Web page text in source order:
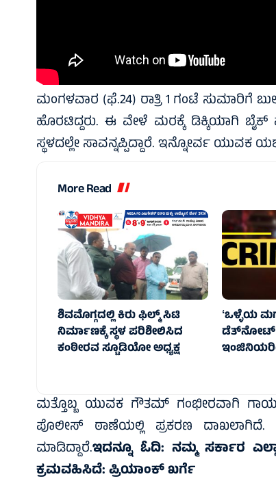
ಮಂಗಳವಾರ (ಫೆ.24) ರಾತ್ರಿ 1 ಗಂಟೆ ಸುಮಾರಿಗೆ
ಹೊರಟಿದ್ದರು. ಈ ವೇಳೆ ಮರಕ್ಕೆ ಡಿಕ್ಕಿಯಾಗಿ
ಸ್ಥಳದಲ್ಲೇ ಸಾವನ್ನಪ್ಪಿದ್ದಾರೆ. ಇನ್ನೋರ್ವ ಯುವಕ
More Read
ಶಿವಮೊಗ್ಗದಲ್ಲಿ ಕಿರು ಫಿಲ್ಮ್ ಸಿಟಿ
ನಿರ್ಮಾಣಕ್ಕೆ ಸ್ಥಳ ಪರಿಶೀಲಿಸಿದ
ಕಂಠೀರವ ಸ್ಟೂಡಿಯೋ ಅಧ್ಯಕ್ಷ
ʻಒಳ್ಳೆಯ
ಡೆತ್‌ನೋಟ್
ಮತ್ತೊಬ್ಬ ಯುವಕ ಗೌತಮ್ ಗಂಭೀರವಾಗಿ
ಪೊಲೀಸ್ ಠಾಣೆಯಲ್ಲಿ ಪ್ರಕರಣ ದಾಖಲಾಗಿದೆ.
ಮಾಡಿದ್ದಾರೆ.ಇದನ್ನೂ ಓದಿ: ನಮ್ಮ ಸರ್ಕಾರ
ಕ್ರಮವಹಿಸಿದೆ: ಪ್ರಿಯಾಂಕ್‌ ಖರ್ಗೆ